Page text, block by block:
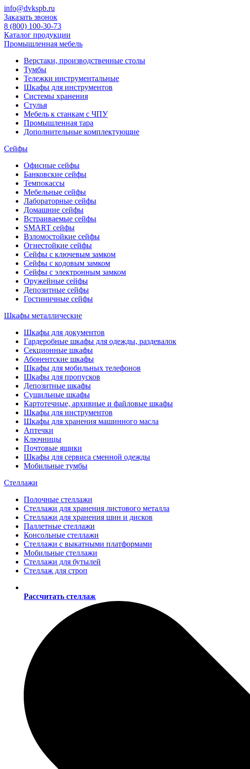
info@dvkspb.ru
Заказать звонок
8 (800) 100-30-73
Каталог продукции
Промышленная мебель
Верстаки, производственные столы
Тумбы
Тележки инструментальные
Шкафы для инструментов
Системы хранения
Стулья
Мебель к станкам с ЧПУ
Промышленная тара
Дополнительные комплектующие
Сейфы
Офисные сейфы
Банковские сейфы
Темпокассы
Мебельные сейфы
Лабораторные сейфы
Домашние сейфы
Встраиваемые сейфы
SMART сейфы
Взломостойкие сейфы
Огнестойкие сейфы
Сейфы с ключевым замком
Сейфы с кодовым замком
Сейфы с электронным замком
Оружейные сейфы
Депозитные сейфы
Гостиничные сейфы
Шкафы металлические
Шкафы для документов
Гардеробные шкафы для одежды, раздевалок
Секционные шкафы
Абонентские шкафы
Шкафы для мобильных телефонов
Шкафы для пропусков
Депозитные шкафы
Сушильные шкафы
Картотечные, архивные и файловые шкафы
Шкафы для инструментов
Шкафы для хранения машинного масла
Аптечки
Ключницы
Почтовые ящики
Шкафы для сервиса сменной одежды
Мобильные тумбы
Стеллажи
Полочные стеллажи
Стеллажи для хранения листового металла
Стеллажи для хранения шин и дисков
Паллетные стеллажи
Консольные стеллажи
Стеллажи с выкатными платформами
Мобильные стеллажи
Стеллажи для бутылей
Стеллаж для строп
Рассчитать стеллаж